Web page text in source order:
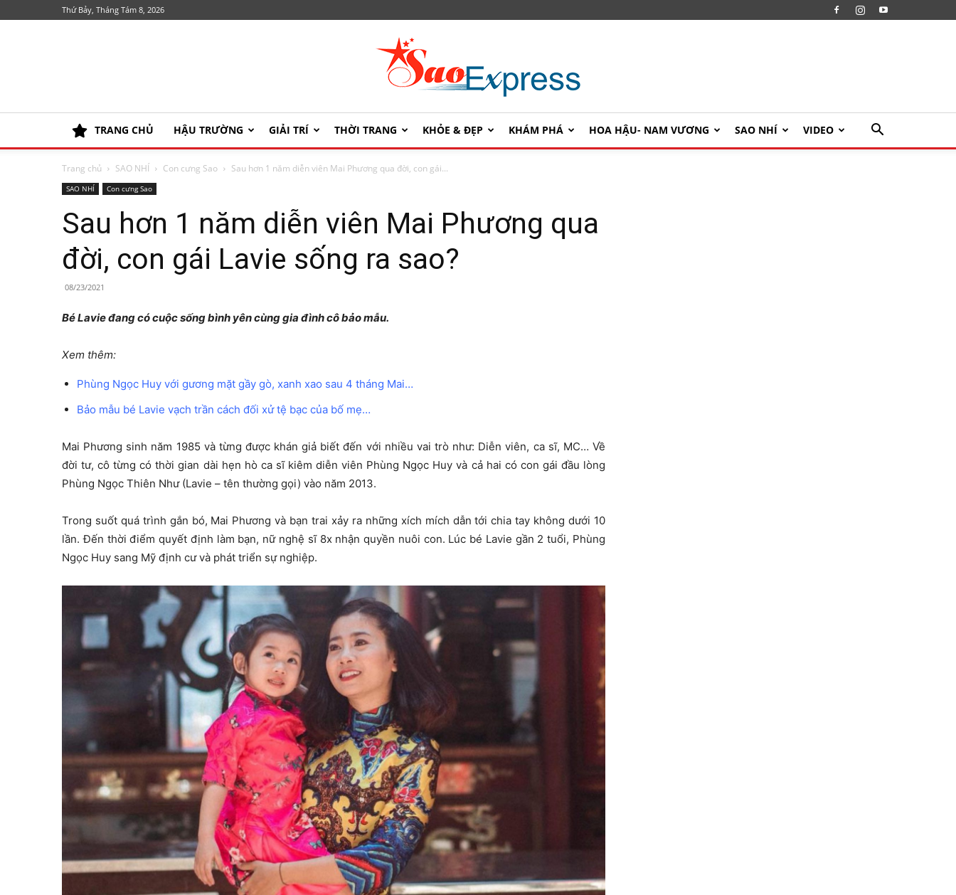
Thứ Bảy, Tháng Tám 8, 2026
SaoExpress
TRANG CHỦ HẬU TRƯỜNG GIẢI TRÍ THỜI TRANG KHỎE & ĐẸP KHÁM PHÁ HOA HẬU- NAM VƯƠNG SAO NHÍ VIDEO
Trang chủ SAO NHÍ Con cưng Sao Sau hơn 1 năm diễn viên Mai Phương qua đời, con gái...
SAO NHÍ Con cưng Sao
Sau hơn 1 năm diễn viên Mai Phương qua
đời, con gái Lavie sống ra sao?
08/23/2021
Bé Lavie đang có cuộc sống bình yên cùng gia đình cô bảo mẫu.
Xem thêm:
Phùng Ngọc Huy với gương mặt gầy gò, xanh xao sau 4 tháng Mai…
Bảo mẫu bé Lavie vạch trần cách đối xử tệ bạc của bố mẹ…
Mai Phương sinh năm 1985 và từng được khán giả biết đến với nhiều vai trò như: Diễn viên, ca sĩ, MC… Về
đời tư, cô từng có thời gian dài hẹn hò ca sĩ kiêm diễn viên Phùng Ngọc Huy và cả hai có con gái đầu lòng
Phùng Ngọc Thiên Như (Lavie – tên thường gọi) vào năm 2013.
Trong suốt quá trình gắn bó, Mai Phương và bạn trai xảy ra những xích mích dẫn tới chia tay không dưới 10
lần. Đến thời điểm quyết định làm bạn, nữ nghệ sĩ 8x nhận quyền nuôi con. Lúc bé Lavie gần 2 tuổi, Phùng
Ngọc Huy sang Mỹ định cư và phát triển sự nghiệp.